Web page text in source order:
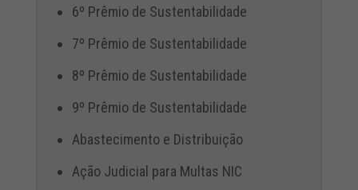
6º Prêmio de Sustentabilidade
7º Prêmio de Sustentabilidade
8º Prêmio de Sustentabilidade
9º Prêmio de Sustentabilidade
Abastecimento e Distribuição
Ação Judicial para Multas NIC